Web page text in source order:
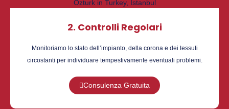
2. Controlli Regolari
Monitoriamo lo stato dell’impianto, della corona e dei tessuti
circostanti per individuare tempestivamente eventuali problemi.
Consulenza Gratuita